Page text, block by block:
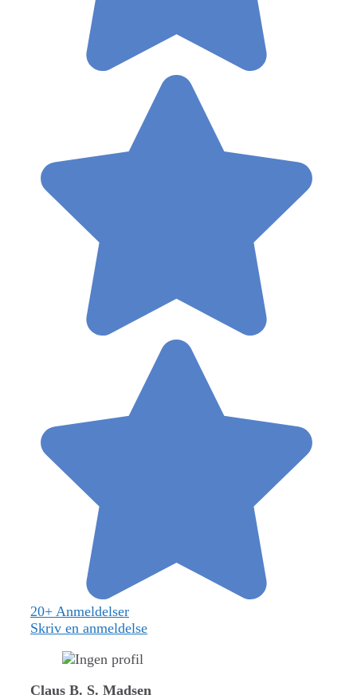
20+ Anmeldelser
Skriv en anmeldelse
Claus B. S. Madsen